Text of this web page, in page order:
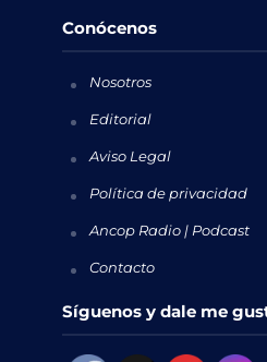
Conócenos
Nosotros
Editorial
Aviso Legal
Política de privacidad
Ancop Radio | Podcast
Contacto
Síguenos y dale me